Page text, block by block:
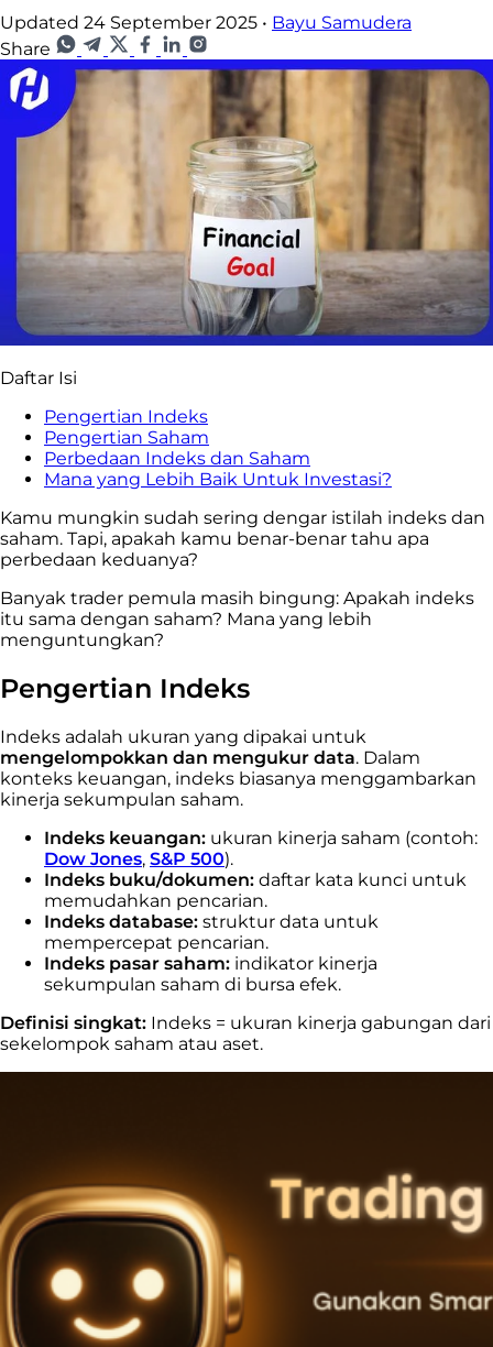
Updated 24 September 2025 • Bayu Samudera
Share
Daftar Isi
Pengertian Indeks
Pengertian Saham
Perbedaan Indeks dan Saham
Mana yang Lebih Baik Untuk Investasi?
Kamu mungkin sudah sering dengar istilah indeks dan
saham. Tapi, apakah kamu benar-benar tahu apa
perbedaan keduanya?
Banyak trader pemula masih bingung: Apakah indeks
itu sama dengan saham? Mana yang lebih
menguntungkan?
Pengertian Indeks
Indeks adalah ukuran yang dipakai untuk
mengelompokkan dan mengukur data. Dalam
konteks keuangan, indeks biasanya menggambarkan
kinerja sekumpulan saham.
Indeks keuangan: ukuran kinerja saham (contoh:
Dow Jones, S&P 500).
Indeks buku/dokumen: daftar kata kunci untuk
memudahkan pencarian.
Indeks database: struktur data untuk
mempercepat pencarian.
Indeks pasar saham: indikator kinerja
sekumpulan saham di bursa efek.
Definisi singkat: Indeks = ukuran kinerja gabungan dari
sekelompok saham atau aset.